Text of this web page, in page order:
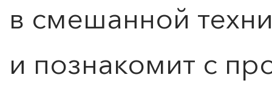
в смешанной
и познакомит с